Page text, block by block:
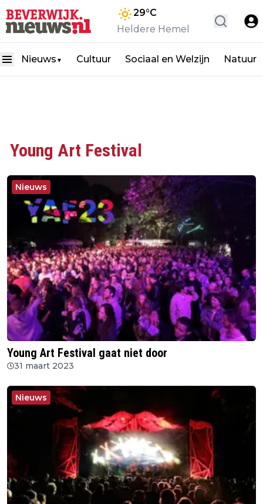
29°C
Heldere Hemel
Nieuws ▼ Cultuur Sociaal en Welzijn Natuur
Young Art Festival
Nieuws
Young Art Festival gaat niet door
31 maart 2023
Nieuws